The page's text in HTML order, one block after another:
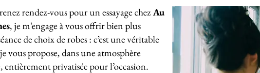
rendez-vous pour un essayage chezAu
, je m’engage à vous offrir bien plus
de choix de robes : c’est une véritable
vous propose, dans une atmosphère
privatisée pour l’occasion.